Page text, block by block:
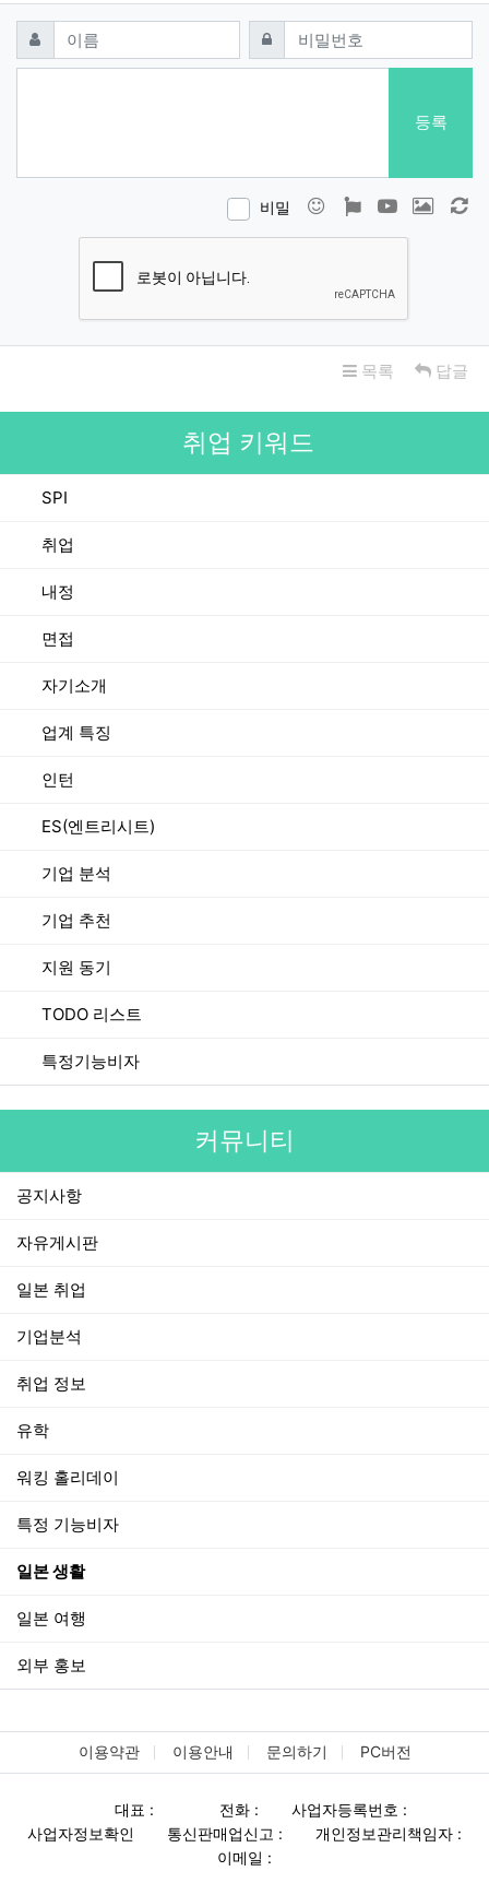
댓글쓰기
이름 필수 비밀번호필수
등록
비밀 이모티콘폰트어썸
동영상 이미지
목록 답글
취업 키워드
SPI
취업
내정
면접
자기소개
업계 특징
인턴
ES(엔트리시트)
기업 분석
기업 추천
지원 동기
TODO 리스트
특정기능비자
커뮤니티
공지사항
자유게시판
일본 취업
기업분석
취업 정보
유학
워킹 홀리데이
특정 기능비자
일본 생활
일본 여행
외부 홍보
이용약관 이용안내 문의하기 PC버전
대표 : 전화 :
사업자등록번호 :
사업자정보확인
통신판매업신고 :
개인정보관리책임자 :
이메일 :